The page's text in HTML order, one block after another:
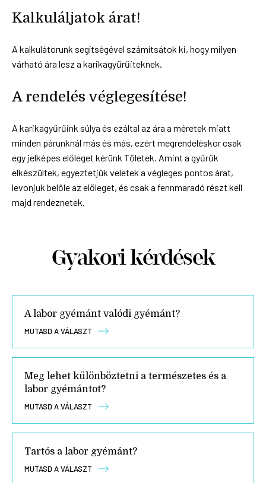
Kalkuláljatok árat!
A kalkulátorunk segítségével számítsátok ki, hogy milyen
várható ára lesz a karikagyűrűiteknek.
A rendelés véglegesítése!
A karikagyűrűink súlya és ezáltal az ára a méretek miatt
minden párunknál más és más, ezért megrendeléskor csak
egy jelképes előleget kérünk Tőletek. Amint a gyűrűk
elkészültek, egyeztetjük veletek a végleges pontos árat,
levonjuk belőle az előleget, és csak a fennmaradó részt kell
majd rendeznetek.
Gyakori kérdések
A labor gyémánt valódi gyémánt?
MUTASD A VÁLASZT
Meg lehet különböztetni a természetes és a
labor gyémántot?
MUTASD A VÁLASZT
Tartós a labor gyémánt?
MUTASD A VÁLASZT